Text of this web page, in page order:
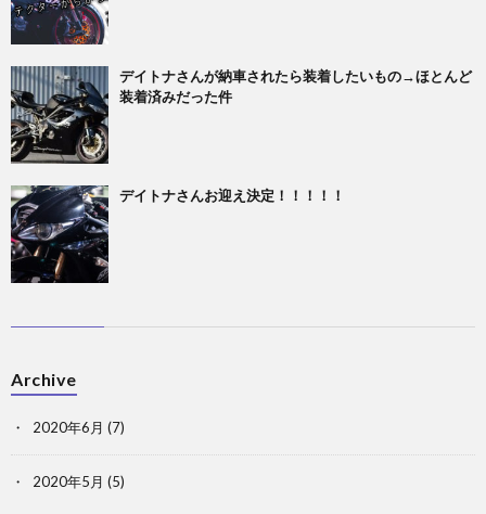
デイトナさんが納車されたら装着したいもの→ほとんど
装着済みだった件
デイトナさんお迎え決定！！！！！
Archive
2020年6月 (7)
2020年5月 (5)